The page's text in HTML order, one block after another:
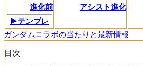
進化前
▶テンプレ
アシスト進化
ガンダムコラボの当たりと最新情報
目次